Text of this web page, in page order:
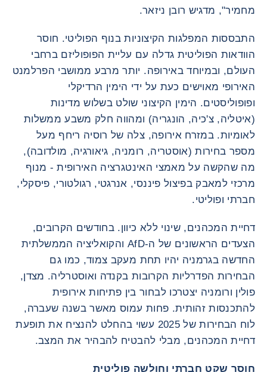
מחמיר", מדגיש רובן ניזאר.
התבססות המפלגות הקיצוניות בנוף הפוליטי. חוסר
הוודאות הפוליטית גדלה עם עליית הפופוליזם ברחבי
העולם, ובמיוחד באירופה. יותר מרבע ממושבי הפרלמנט
האירופי מאוישים כעת על ידי הימין הרדיקלי
ופופוליסטים. הימין הקיצוני שולט בשלוש מדינות
(איטליה, צ'כיה, הונגריה) ומהווה חלק משבע ממשלות
לאומיות. במזרח אירופה, צלה של רוסיה ריחף מעל
מספר בחירות (אוסטריה, רומניה, גיאורגיה, מולדובה),
מה שהקשה על מאמצי האינטגרציה האירופית - מנוף
מרכזי למאבק בפיצול פיננסי, אנרגטי, רגולטורי, פיסקלי,
חברתי ופוליטי.
דחיית המכהנים, שינוי ללא כיוון. בחודשים הקרובים,
הצעדים הראשונים של ה-AfD והקואליציה הממשלתית
החדשה בגרמניה יהיו תחת מעקב צמוד, כמו גם
הבחירות הפדרליות הקרובות בקנדה ואוסטרליה. מצדן,
פולין ורומניה יצטרכו לבחור בין פתיחות אירופית
להתכנסות זהותית. פחות עמוס מאשר בשנה שעברה,
לוח הבחירות של 2025 עשוי בהחלט להנציח את תופעת
דחיית המכהנים, מבלי להבטיח להבהיר את המצב.
חוסר שקט חברתי וחולשה פוליטית